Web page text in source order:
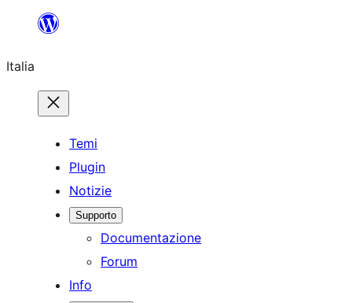
contenuto
Italia
Temi
Plugin
Notizie
Supporto
Documentazione
Forum
Info